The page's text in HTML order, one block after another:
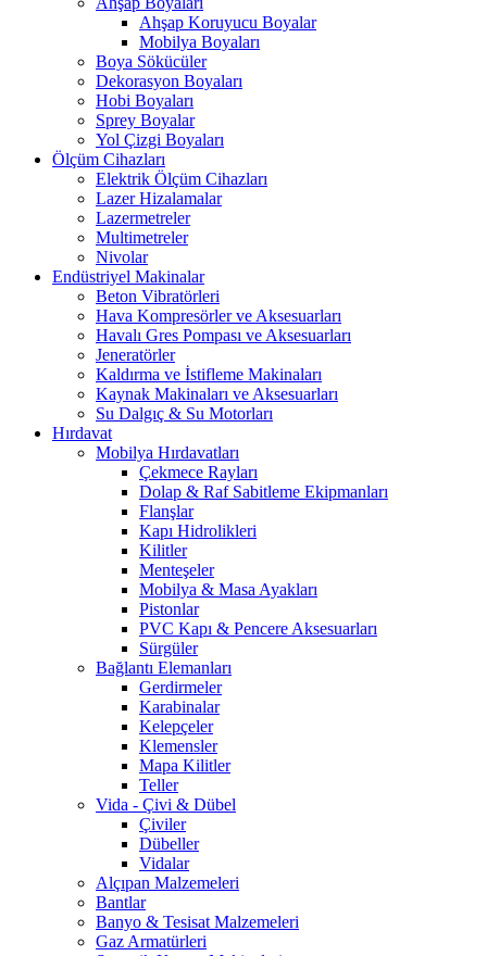
Ahşap Koruyucu Boyalar
Mobilya Boyaları
Boya Sökücüler
Dekorasyon Boyaları
Hobi Boyaları
Sprey Boyalar
Yol Çizgi Boyaları
Ölçüm Cihazları
Elektrik Ölçüm Cihazları
Lazer Hizalamalar
Lazermetreler
Multimetreler
Nivolar
Endüstriyel Makinalar
Beton Vibratörleri
Hava Kompresörler ve Aksesuarları
Havalı Gres Pompası ve Aksesuarları
Jeneratörler
Kaldırma ve İstifleme Makinaları
Kaynak Makinaları ve Aksesuarları
Su Dalgıç & Su Motorları
Hırdavat
Mobilya Hırdavatları
Çekmece Rayları
Dolap & Raf Sabitleme Ekipmanları
Flanşlar
Kapı Hidrolikleri
Kilitler
Menteşeler
Mobilya & Masa Ayakları
Pistonlar
PVC Kapı & Pencere Aksesuarları
Sürgüler
Bağlantı Elemanları
Gerdirmeler
Karabinalar
Kelepçeler
Klemensler
Mapa Kilitler
Teller
Vida - Çivi & Dübel
Çiviler
Dübeller
Vidalar
Alçıpan Malzemeleri
Bantlar
Banyo & Tesisat Malzemeleri
Gaz Armatürleri